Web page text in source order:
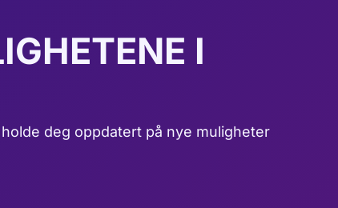
I
deg oppdatert på nye muligheter